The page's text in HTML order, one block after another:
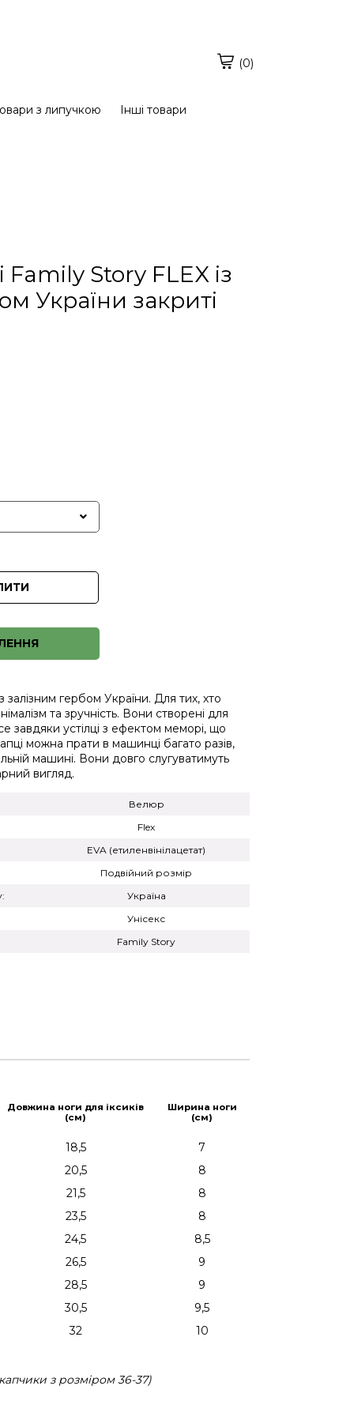
(0)
з липучкою Інші товари
Story FLEX із
України закриті
залізним гербом України. Для тих, хто
та зручність. Вони створені для
завдяки устілці з ефектом меморі, що
можна прати в машинці багато разів,
машині. Вони довго слугуватимуть
вигляд.
Велюр
Flex
EVA (етиленвінілацетат)
Подвійний розмір
Україна
Унісекс
Family Story
Довжина ноги для іксиків
(см)
Ширина ноги
(см)
18,5
7
20,5
8
21,5
8
23,5
8
24,5
8,5
26,5
9
28,5
9
30,5
9,5
32
10
з розміром 36-37)